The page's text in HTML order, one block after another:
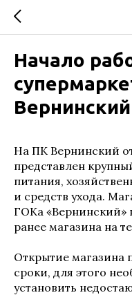
Начало
Вернинский
На ПК Вернинский
представлен
питания,
и средств ухода.
ГОКа
ранее магазина на
Открытие магазина
сроки, для этого
установить